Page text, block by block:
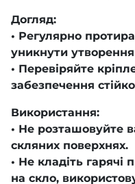
Догляд:
• Регулярно
уникнути
• Перевіряйте
забезпечення
Використання:
• Не розташовуйте
скляних поверхнях.
• Не кладіть
на скло,